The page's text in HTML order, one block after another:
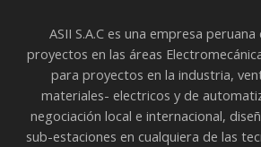
ASII S.A.C es una empresa
proyectos en las áreas
para proyectos en la industria,
materiales- electricos y de
negociación local e internacional,
sub-estaciones en cualquiera de las